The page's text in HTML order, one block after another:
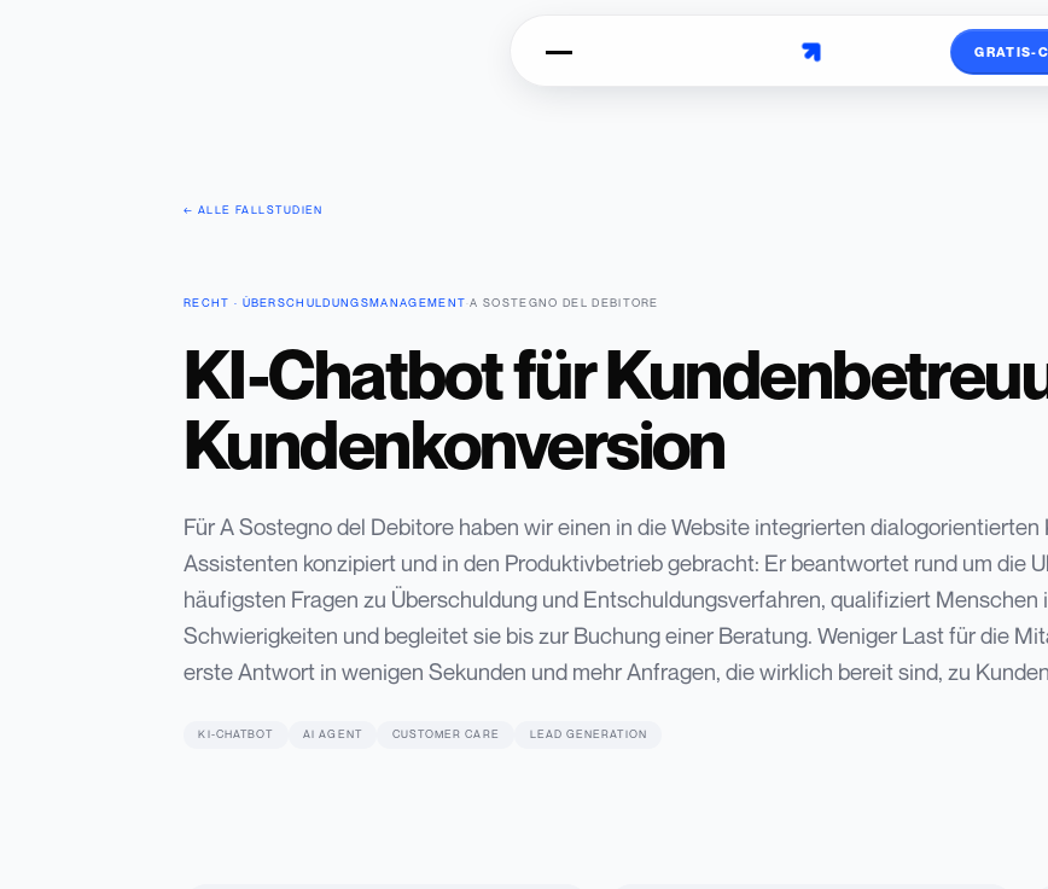
GRATIS-
← ALLE FALLSTUDIEN
RECHT · ÜBERSCHULDUNGSMANAGEMENT·A SOSTEGNO DEL DEBITORE
KI-Chatbot für
Kundenkonversion
Für A Sostegno del Debitore haben wir einen in die Website integrierten dialogorientierten
Assistenten konzipiert und in den Produktivbetrieb gebracht: Er beantwortet rund um die
häufigsten Fragen zu Überschuldung und Entschuldungsverfahren, qualifiziert Menschen
Schwierigkeiten und begleitet sie bis zur Buchung einer Beratung. Weniger Last für die
erste Antwort in wenigen Sekunden und mehr Anfragen, die wirklich bereit sind, zu
KI-CHATBOT AI AGENT CUSTOMER CARE LEAD GENERATION